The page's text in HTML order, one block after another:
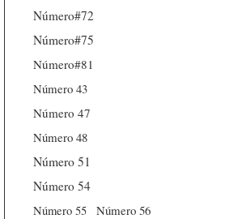
Número#72
Número#75
Número#81
Número 43
Número 47
Número 48
Número 51
Número 54
Número 55
Número 56